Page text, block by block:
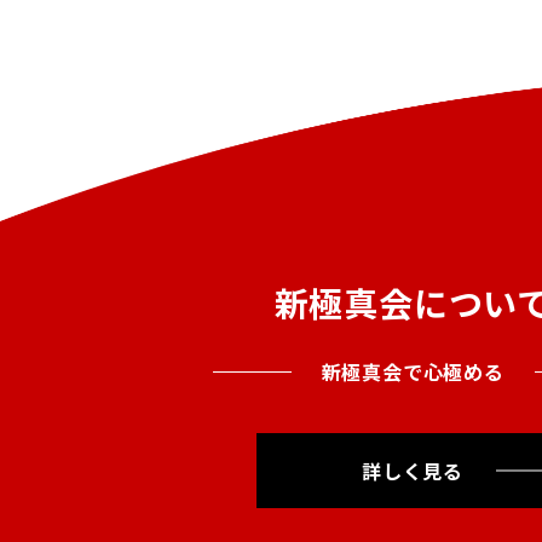
新極真会につい
新極真会で心極める
詳しく見る